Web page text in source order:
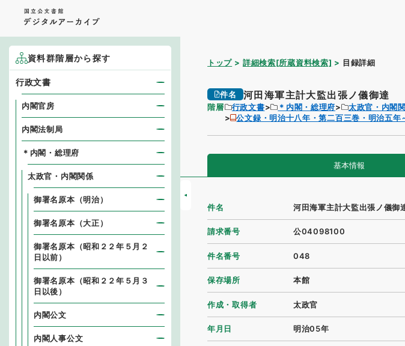
トップ 詳細検索[所蔵資料検索] 目録詳細
件名 河田海軍主計大監出張ノ儀御達
階層 行政文書 ＊内閣・総理府 太政官・内閣
公文録・明治十八年・第二百三巻・明治五年
基本情報
件名 河田海軍主計大監出張ノ儀御
請求番号 公04098100
件名番号 048
保存場所 本館
作成・取得者 太政官
年月日 明治05年
資料群階層から探す
行政文書
内閣官房
内閣法制局
＊内閣・総理府
太政官・内閣関係
御署名原本（明治）
御署名原本（大正）
御署名原本（昭和２２年５月２
日以前）
御署名原本（昭和２２年５月３
日以後）
内閣公文
内閣人事公文